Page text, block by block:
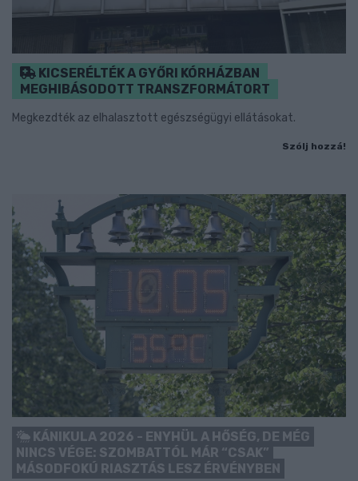
KICSERÉLTÉK A GYŐRI KÓRHÁZBAN
MEGHIBÁSODOTT TRANSZFORMÁTORT
Megkezdték az elhalasztott egészségügyi ellátásokat.
Szólj hozzá!
KÁNIKULA 2026 - ENYHÜL A HŐSÉG, DE MÉG
NINCS VÉGE: SZOMBATTÓL MÁR “CSAK”
MÁSODFOKÚ RIASZTÁS LESZ ÉRVÉNYBEN